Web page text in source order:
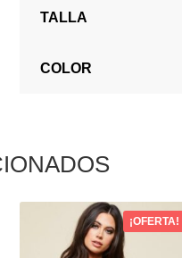
TALLA
COLOR
¡OFERTA!